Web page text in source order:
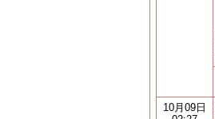
10月09日